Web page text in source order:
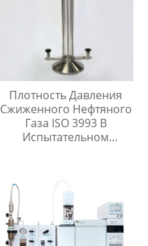
Плотность Давления
Сжиженного Нефтяного
Газа ISO 3993 В
Испытательном